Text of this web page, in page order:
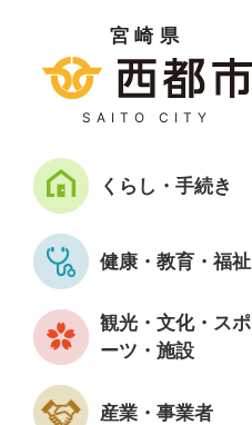
宮崎県
SAITO CITY
くらし・手続き
健康・教育・福祉
観光・文化・スポ
ーツ・施設
産業・事業者